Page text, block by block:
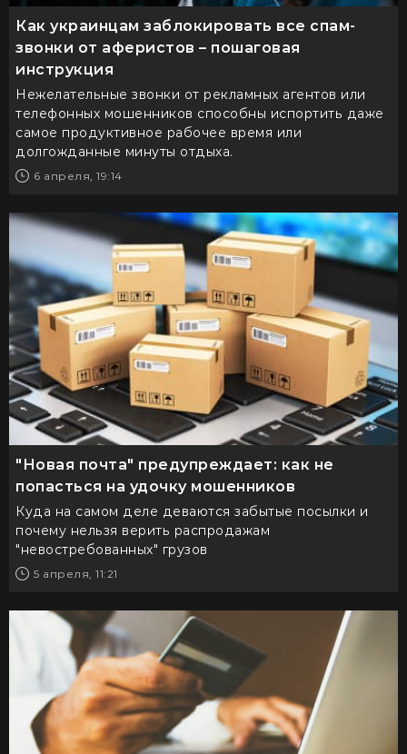
Как украинцам заблокировать все спам-
звонки от аферистов – пошаговая
инструкция
Нежелательные звонки от рекламных агентов или
телефонных мошенников способны испортить даже
самое продуктивное рабочее время или
долгожданные минуты отдыха.
6 апреля, 19:14
"Новая почта" предупреждает: как не
попасться на удочку мошенников
Куда на самом деле деваются забытые посылки и
почему нельзя верить распродажам
"невостребованных" грузов
5 апреля, 11:21